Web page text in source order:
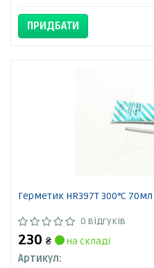
ПРИДБАТИ
Герметик HR397T 300°С 70мл
0 відгуків
230 ₴
на складі
Артикул: